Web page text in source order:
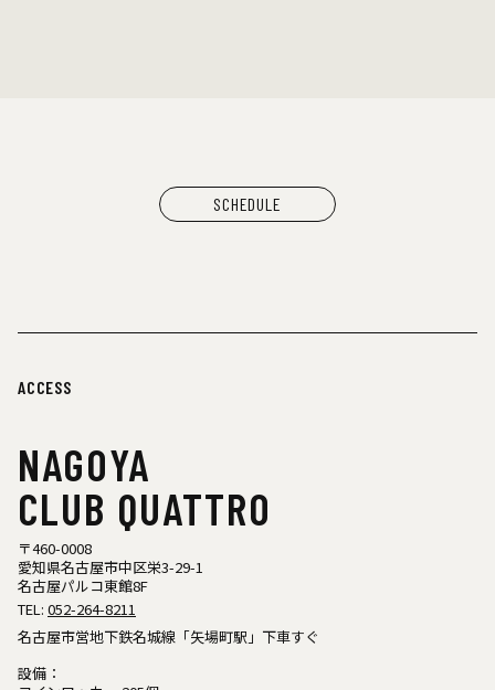
SCHEDULE
ACCESS
NAGOYA
CLUB QUATTRO
〒460-0008
愛知県名古屋市中区栄3-29-1
名古屋パルコ東館8F
TEL: 052-264-8211
名古屋市営地下鉄名城線「矢場町駅」下車すぐ
設備：